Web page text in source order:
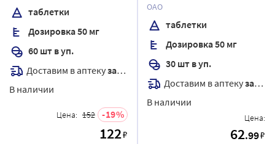
таблетки
Дозировка 50 мг
60 шт в уп.
Доставим в аптекузавтра
В наличии
Цена: 152 19
122₽
ОАО
таблетки
Дозировка 50 мг
30 шт в уп.
Доставим в аптекузавтра
В наличии
Цена:
62.99₽